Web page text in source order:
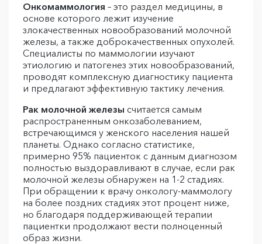
Онкомаммология – это раздел медицины, в
основе которого лежит изучение
злокачественных новообразований молочной
железы, а также доброкачественных опухолей.
Специалисты по маммологии изучают
этиологию и патогенез этих новообразований,
проводят комплексную диагностику пациента
и предлагают эффективную тактику лечения.
Рак молочной железы считается самым
распространенным онкозаболеванием,
встречающимся у женского населения нашей
планеты. Однако согласно статистике,
примерно 95% пациенток с данным диагнозом
полностью выздоравливают в случае, если рак
молочной железы обнаружен на 1-2 стадиях.
При обращении к врачу онкологу-маммологу
на более поздних стадиях этот процент ниже,
но благодаря поддерживающей терапии
пациентки продолжают вести полноценный
образ жизни.